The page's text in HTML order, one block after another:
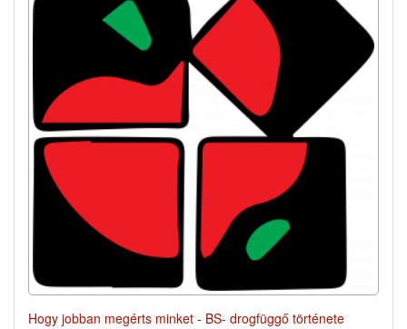
Hogy jobban megérts minket - BS- drogfüggő története